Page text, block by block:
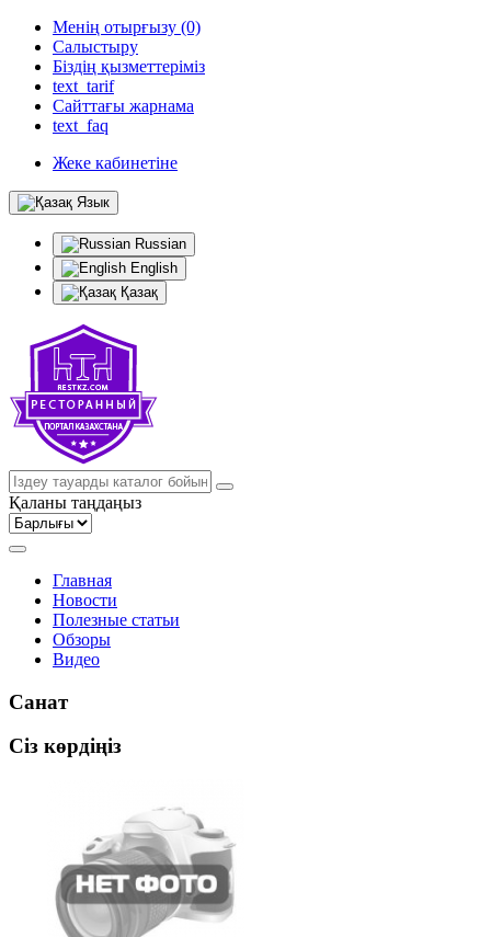
Менің отырғызу (0)
Салыстыру
Біздің қызметтеріміз
text_tarif
Сайттағы жарнама
text_faq
Жеке кабинетіне
Язык
Russian
English
Қазақ
Қаланы таңдаңыз
Главная
Новости
Полезные статьи
Обзоры
Видео
Санат
Сіз көрдіңіз